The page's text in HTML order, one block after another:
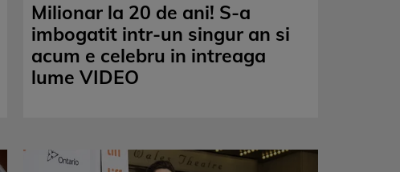
Milionar la 20 de ani! S-a
imbogatit intr-un singur an si
acum e celebru in intreaga
lume VIDEO